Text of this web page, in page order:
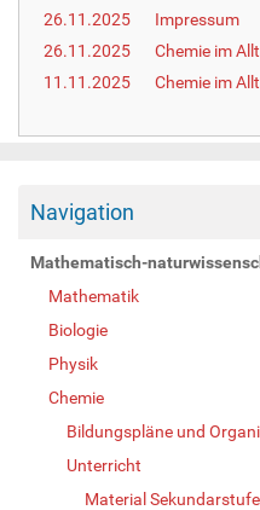
26.11.2025
Impressum
26.11.2025
Chemie im
11.11.2025
Chemie im
Navigation
Mathematisch-
Mathematik
Biologie
Physik
Chemie
Bildungspläne und
Unterricht
Material